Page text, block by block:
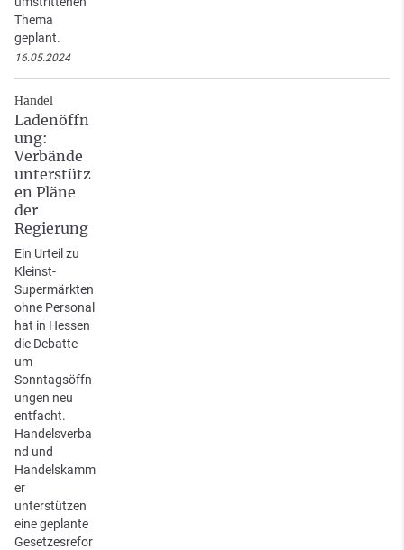
Thema
geplant.
16.05.2024
Handel
Ladenöffn
ung:
Verbände
unterstütz
en Pläne
der
Regierung
Ein Urteil zu
Kleinst-
Supermärkten
ohne Personal
hat in Hessen
die Debatte
um
Sonntagsöffn
ungen neu
entfacht.
Handelsverba
nd und
Handelskamm
er
unterstützen
eine geplante
Gesetzesrefor